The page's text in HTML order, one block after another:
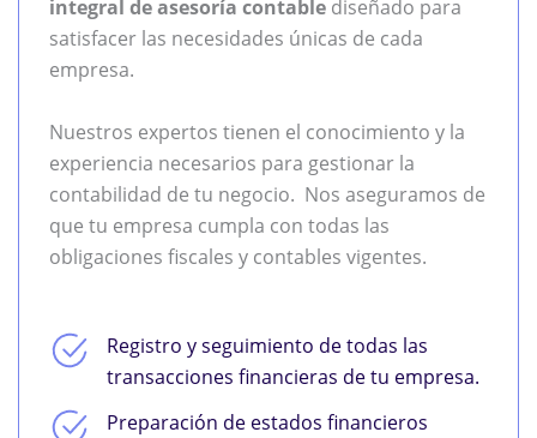
integral de asesoría contable diseñado para
satisfacer las necesidades únicas de cada
empresa.
Nuestros expertos tienen el conocimiento y la
experiencia necesarios para gestionar la
contabilidad de tu negocio. Nos aseguramos de
que tu empresa cumpla con todas las
obligaciones fiscales y contables vigentes.
Registro y seguimiento de todas las
transacciones financieras de tu empresa.
Preparación de estados financieros